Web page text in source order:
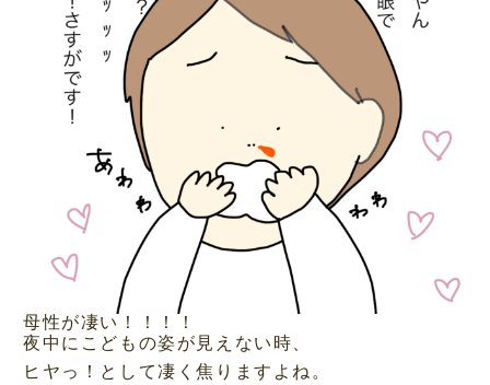
母性が凄い！！！！
夜中にこどもの姿が見えない時、
ヒヤっ！として凄く焦りますよね。